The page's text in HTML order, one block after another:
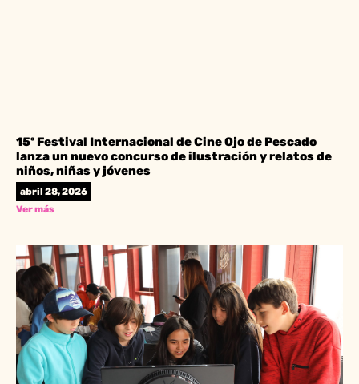
15º Festival Internacional de Cine Ojo de Pescado
lanza un nuevo concurso de ilustración y relatos de
niños, niñas y jóvenes
abril 28, 2026
Ver más